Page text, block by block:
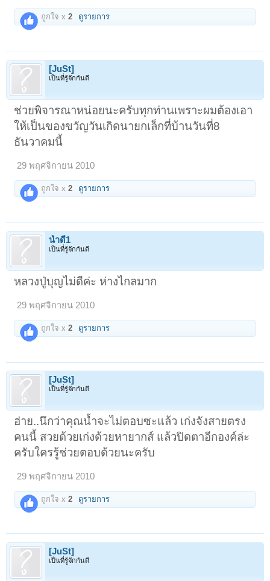
ถูกใจ x2 ดูรายการ
[JuSt]
เป็นที่รู้จักกันดี
ช่วยพิจารณาหน่อยนะครับทุกท่านเพราะผมต้องเอา
ให้เป็นของขวัญวันเกิดนายกเล็กที่บ้านวันที่8
ธันวาคมนี้
29 พฤศจิกายน 2010
ถูกใจ x2 ดูรายการ
น้ำดี1
เป็นที่รู้จักกันดี
หลวงปู่บุญไม่ดีค่ะ ห่างไกลมาก
29 พฤศจิกายน 2010
ถูกใจ x2 ดูรายการ
[JuSt]
เป็นที่รู้จักกันดี
ฮ่าย..นึกว่าคุณน้ำจะไม่ตอบซะแล้ว เก่งจังสายตรง
คนนี้ สวยด้วยเก่งด้วยหายากส์ แล้วปิดตาอีกองค์ล่ะ
ครับใครรู้ช่วยตอบด้วยนะครับ
29 พฤศจิกายน 2010
ถูกใจ x2 ดูรายการ
[JuSt]
เป็นที่รู้จักกันดี